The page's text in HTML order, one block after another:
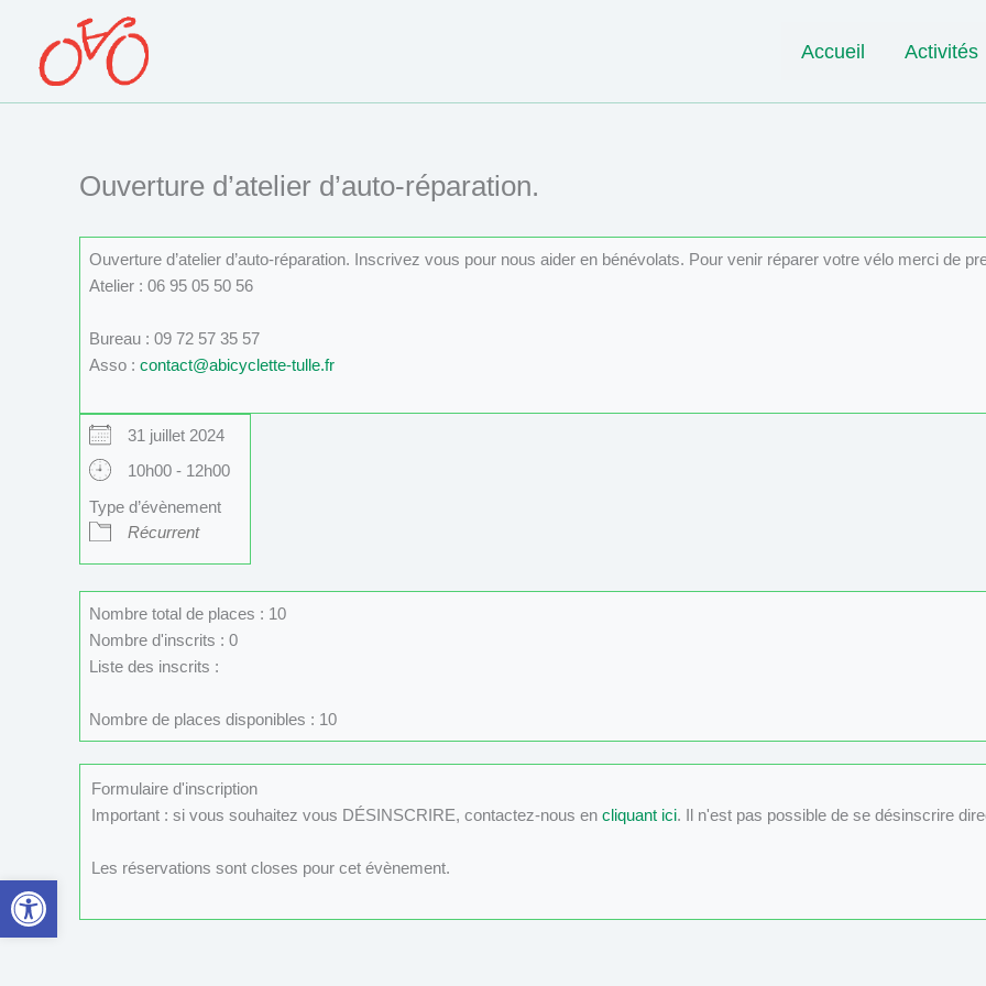
Ouvrir la barre d’outils
contenu
Accueil Activités
Ouverture d’atelier d’auto-réparation.
Ouverture d’atelier d’auto-réparation. Inscrivez vous pour nous aider en bénévolats. Pour venir réparer votre vélo merci de
Atelier : 06 95 05 50 56
Bureau : 09 72 57 35 57
Asso : contact@abicyclette-tulle.fr
31 juillet 2024
10h00 - 12h00
Type d’évènement
Récurrent
Nombre total de places : 10
Nombre d'inscrits : 0
Liste des inscrits :
Nombre de places disponibles : 10
Formulaire d'inscription
Important : si vous souhaitez vous DÉSINSCRIRE, contactez-nous en cliquant ici. Il n'est pas possible de se désinscrire
Les réservations sont closes pour cet évènement.